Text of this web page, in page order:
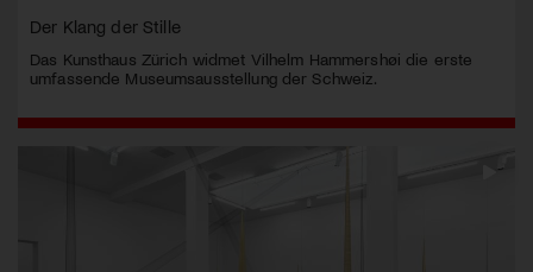
Der Klang der Stille
Das Kunsthaus Zürich widmet Vilhelm Hammershøi die erste
umfassende Museumsausstellung der Schweiz.